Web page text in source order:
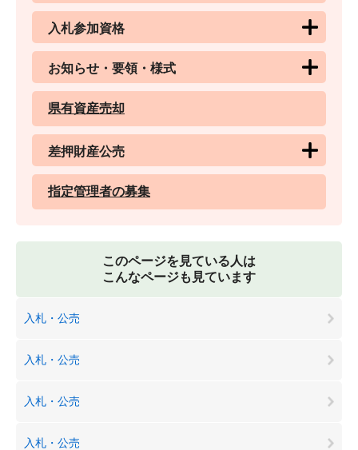
入札参加資格
お知らせ・要領・様式
県有資産売却
差押財産公売
指定管理者の募集
このページを見ている人は
こんなページも見ています
入札・公売
入札・公売
入札・公売
入札・公売